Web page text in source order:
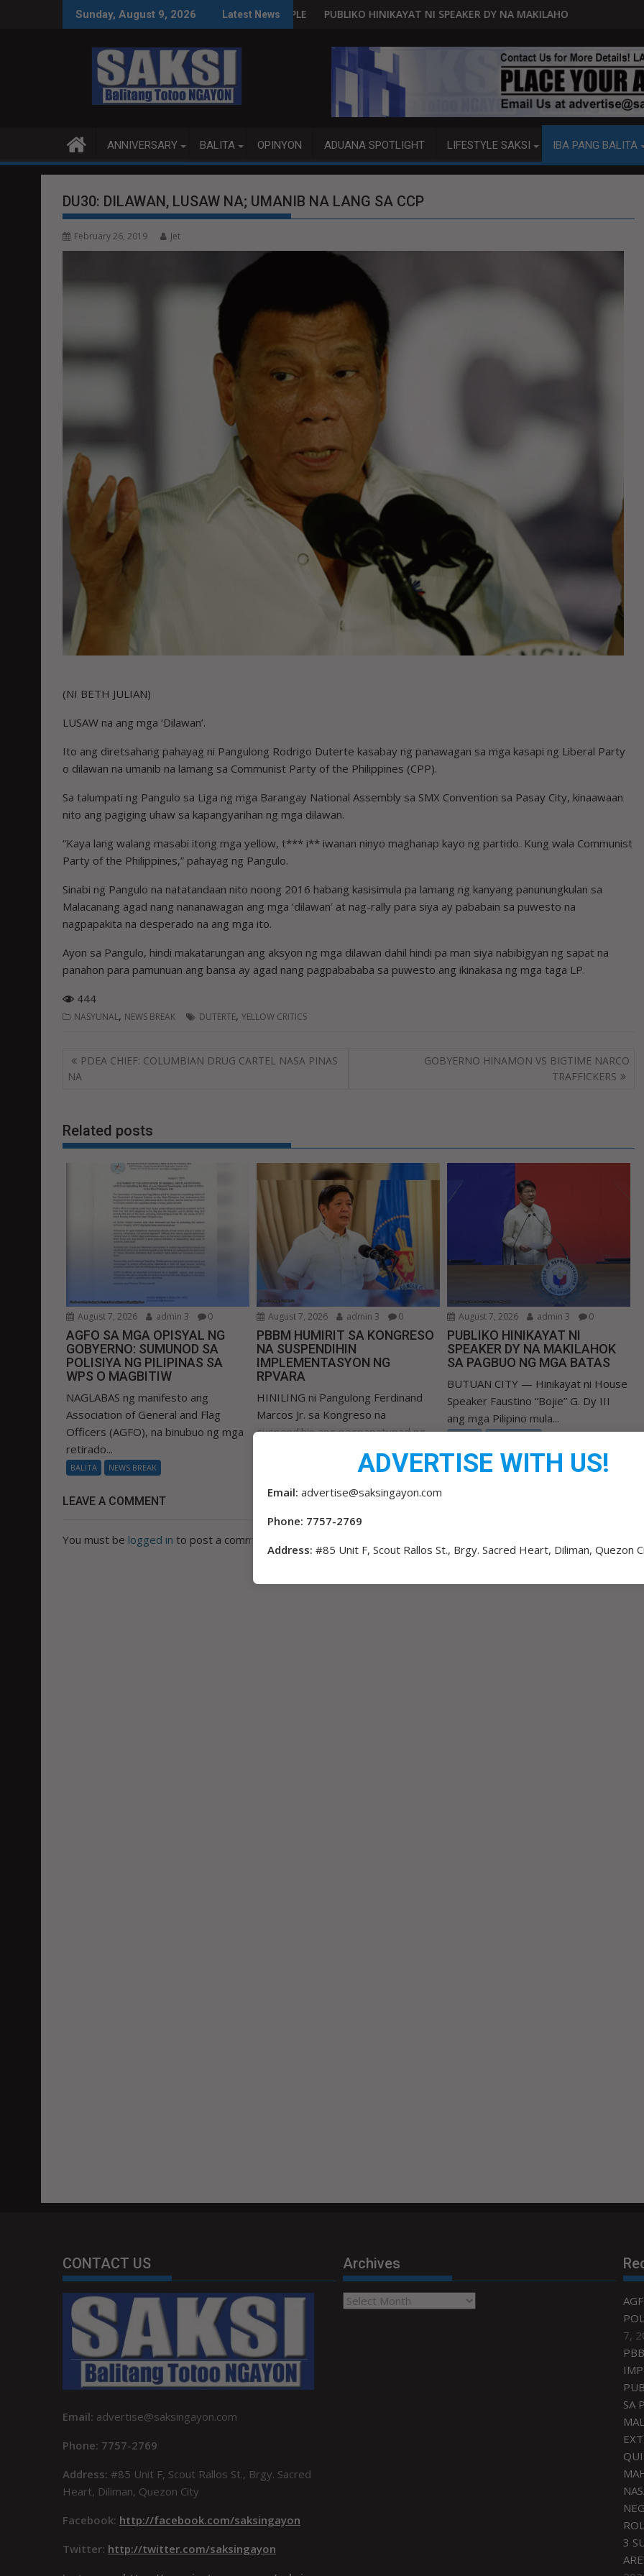
Sunday, August 9, 2026 Latest News
SA WPS O MAGBITIW
KONGRESO NA SUSPENDIHIN IMPLEMENTASYON NG RPVARAPUBLIKO HINIKAYAT NI SPEAKER DY NA MAKILAHOK SA PAGBUO NG MGA BATAS
MALACAÑANG PINAAARAL NA
ANNIVERSARY BALITA OPINYON ADUANA SPOTLIGHT LIFESTYLE SAKSI IBA PANG BALITA
DU30: DILAWAN, LUSAW NA; UMANIB NA LANG SA CCP
February 26, 2019 Jet
(NI BETH JULIAN)
LUSAW na ang mga ‘Dilawan’.
Ito ang diretsahang pahayag ni Pangulong Rodrigo Duterte kasabay ng panawagan sa mga kasapi ng Liberal Party
o dilawan na umanib na lamang sa Communist Party of the Philippines (CPP).
Sa talumpati ng Pangulo sa Liga ng mga Barangay National Assembly sa SMX Convention sa Pasay City, kinaawaan
nito ang pagiging uhaw sa kapangyarihan ng mga dilawan.
“Kaya lang walang masabi itong mga yellow, t*** i** iwanan ninyo maghanap kayo ng partido. Kung wala Communist
Party of the Philippines,” pahayag ng Pangulo.
Sinabi ng Pangulo na natatandaan nito noong 2016 habang kasisimula pa lamang ng kanyang panunungkulan sa
Malacanang agad nang nananawagan ang mga ‘dilawan’ at nag-rally para siya ay pababain sa puwesto na
nagpapakita na desperado na ang mga ito.
Ayon sa Pangulo, hindi makatarungan ang aksyon ng mga dilawan dahil hindi pa man siya nabibigyan ng sapat na
panahon para pamunuan ang bansa ay agad nang pagpabababa sa puwesto ang ikinakasa ng mga taga LP.
444
NASYUNAL, NEWS BREAK DUTERTE, YELLOW CRITICS
Post
navigation
PDEA CHIEF: COLUMBIAN DRUG CARTEL NASA PINAS
NA
GOBYERNO HINAMON VS BIGTIME NARCO
TRAFFICKERS
Related posts
August 7, 2026 admin 3 0
AGFO SA MGA OPISYAL NG
GOBYERNO: SUMUNOD SA
POLISIYA NG PILIPINAS SA
WPS O MAGBITIW
NAGLABAS ng manifesto ang
Association of General and Flag
Officers (AGFO), na binubuo ng mga
retirado...
BALITA NEWS BREAK
August 7, 2026 admin 3 0
PBBM HUMIRIT SA KONGRESO
NA SUSPENDIHIN
IMPLEMENTASYON NG
RPVARA
HINILING ni Pangulong Ferdinand
Marcos Jr. sa Kongreso na
suspendihin ang pagpapatupad ng
August 7, 2026 admin 3 0
PUBLIKO HINIKAYAT NI
SPEAKER DY NA MAKILAHOK
SA PAGBUO NG MGA BATAS
BUTUAN CITY — Hinikayat ni House
Speaker Faustino “Bojie” G. Dy III
ang mga Pilipino mula...
LEAVE A COMMENT
You must be logged in to post a comment.
CONTACT US
Email: advertise@saksingayon.com
Phone: 7757-2769
Address: #85 Unit F, Scout Rallos St., Brgy. Sacred
Heart, Diliman, Quezon City
Facebook: http://facebook.com/saksingayon
Twitter: http://twitter.com/saksingayon
Archives
Archives
7,
SA
3
ADVERTISE WITH US!
Email: advertise@saksingayon.com
Phone: 7757-2769
Address: #85 Unit F, Scout Rallos St., Brgy. Sacred Heart, Diliman, Quezon